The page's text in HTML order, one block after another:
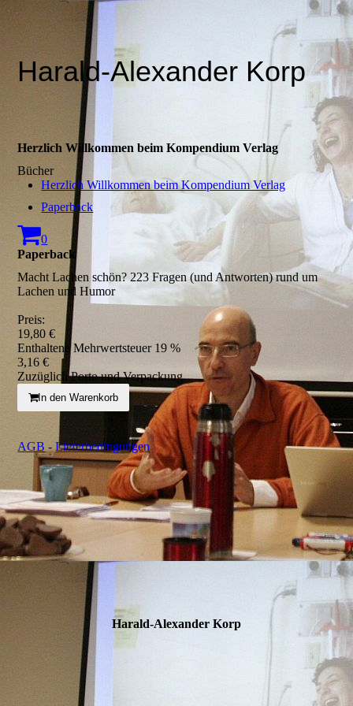
Harald-Alexander Korp
Herzlich Willkommen beim Kompendium Verlag
Bücher
Herzlich Willkommen beim Kompendium Verlag
Paperback
0
Paperback
Macht Lachen schön? 223 Fragen (und Antworten) rund um
Lachen und Humor
Preis:
19,80 €
Enthaltene Mehrwertsteuer 19 %
3,16 €
Zuzüglich Porto und Verpackung.
In den Warenkorb
AGB -Lieferbedingungen
Harald-Alexander Korp